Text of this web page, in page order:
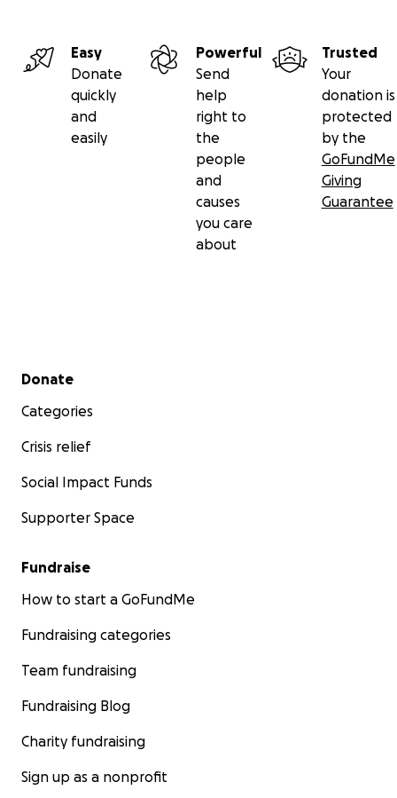
Easy
Donate
quickly
and
easily
Powerful
Send
help
right to
the
people
and
causes
you care
about
Trusted
Your
donation is
protected
by the
GoFundMe
Giving
Guarantee
Secondary menu
Donate
Categories
Crisis relief
Social Impact Funds
Supporter Space
Fundraise
How to start a GoFundMe
Fundraising categories
Team fundraising
Fundraising Blog
Charity fundraising
Sign up as a nonprofit